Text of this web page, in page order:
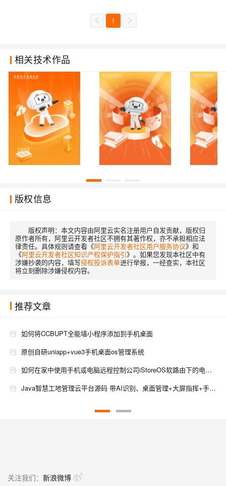
1
相关技术作品
版权信息
版权声明： 本文内容由阿里云实名注册用户自发贡献，版权归
原作者所有，阿里云开发者社区不拥有其著作权，亦不承担相应法
律责任。具体规则请查看《阿里云开发者社区用户服务协议》和
《阿里云开发者社区知识产权保护指引》。如果您发现本社区中有
涉嫌抄袭的内容，填写侵权投诉表单进行举报，一经查实，本社区
将立刻删除涉嫌侵权内容。
推荐文章
如何将CCBUPT全能墙小程序添加到手机桌面
原创自研uniapp+vue3手机桌面os管理系统
如何在家中使用手机或电脑远程控制公司iStoreOS软路由下的电脑桌面
Java智慧工地管理云平台源码 带AI识别、桌面管理+大屏指挥+手机APP
关注我们： 新浪微博